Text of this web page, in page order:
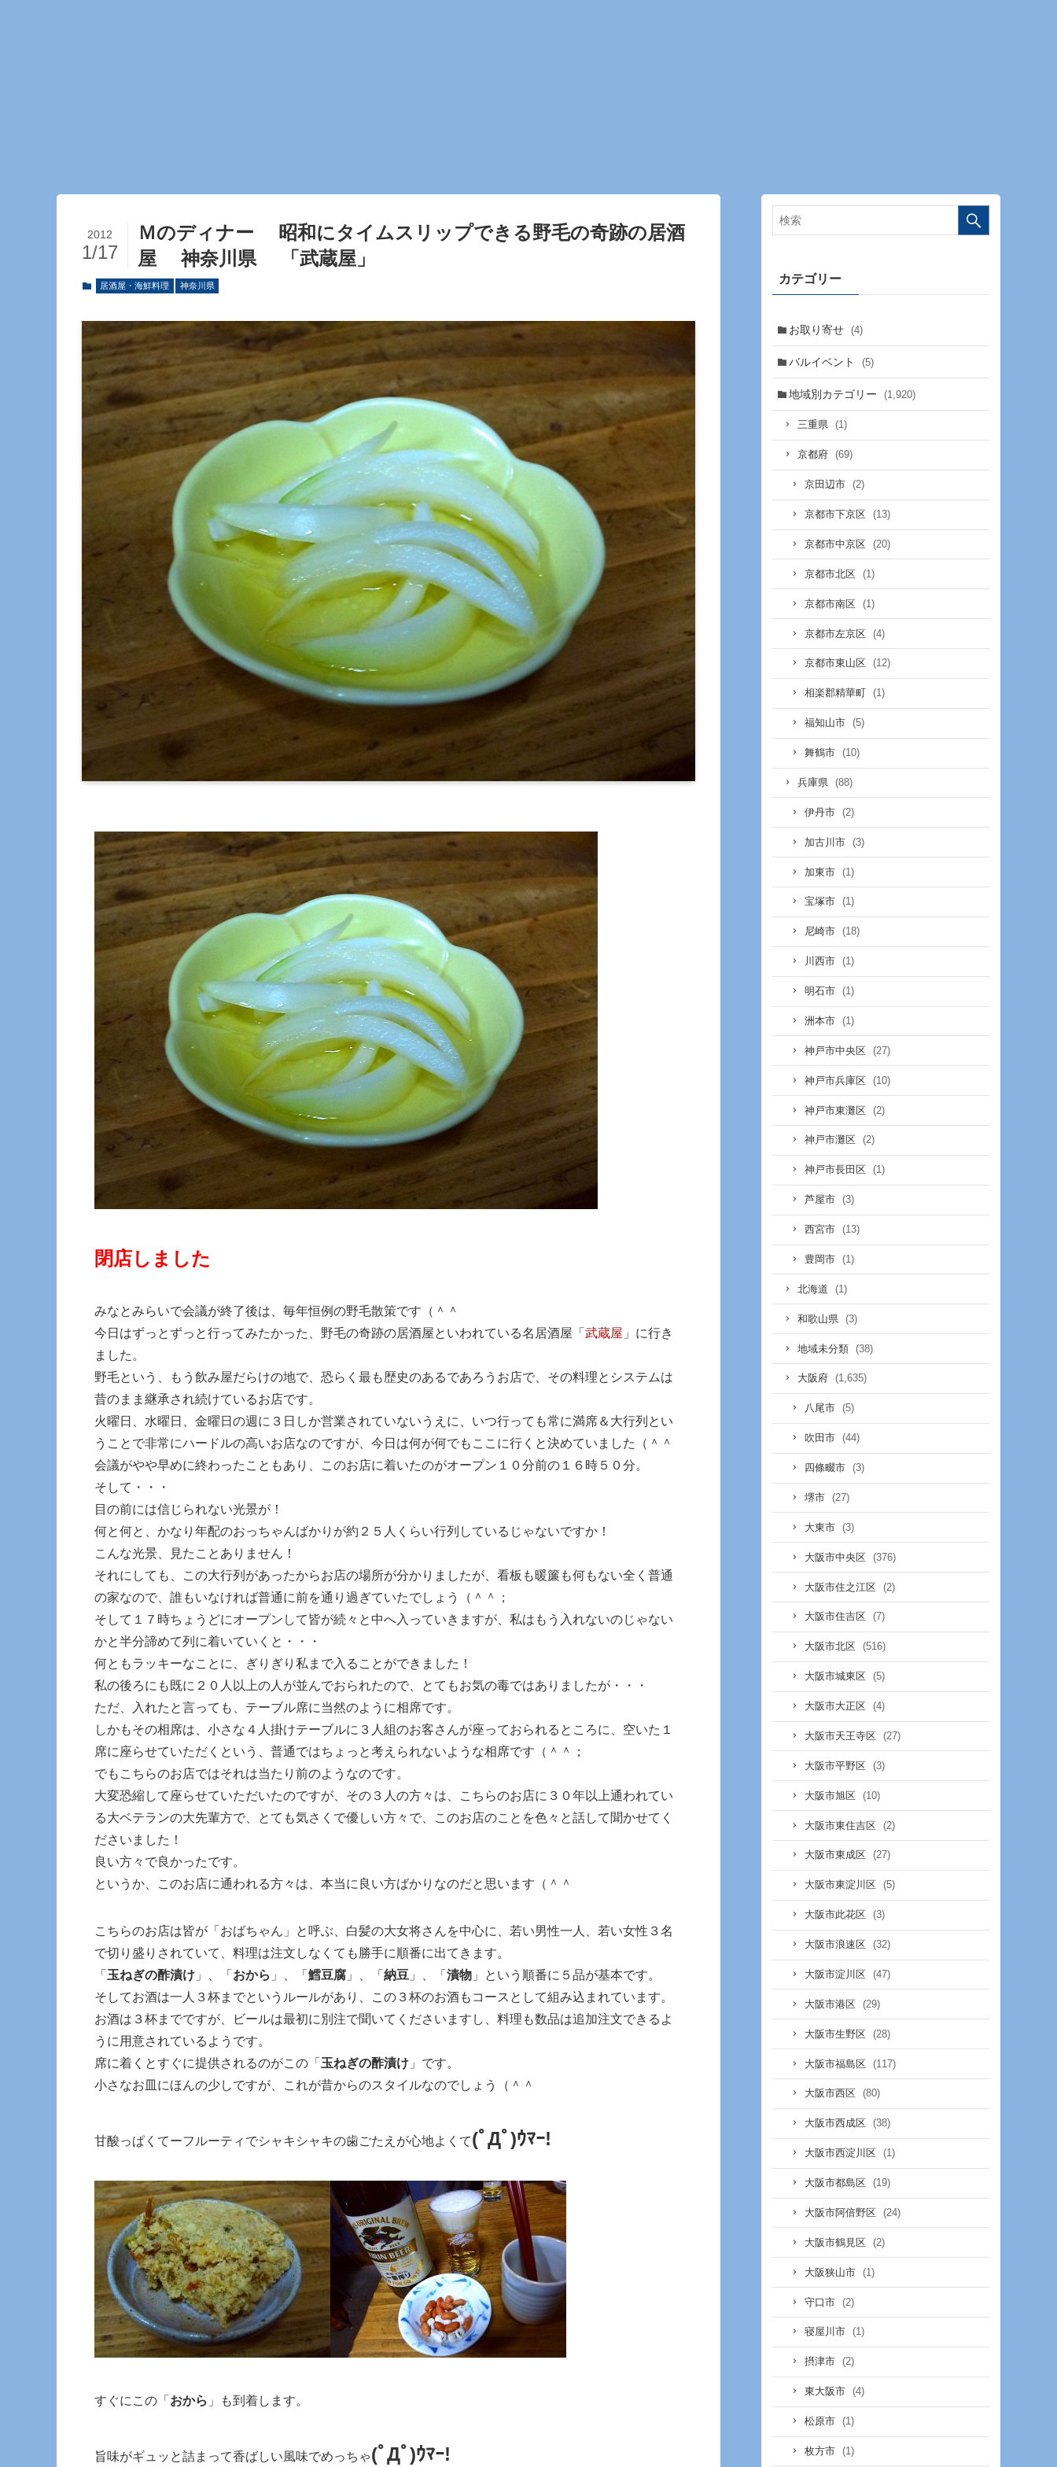
Ｍのディナー 昭和にタイムスリップできる野毛の奇跡の居酒
屋 神奈川県 「武蔵屋」
2012
1/17
居酒屋・海鮮料理 神奈川県
閉店しました
みなとみらいで会議が終了後は、毎年恒例の野毛散策です（＾＾
今日はずっとずっと行ってみたかった、野毛の奇跡の居酒屋といわれている名居酒屋「 武蔵屋 」に行き
ました。
野毛という、もう飲み屋だらけの地で、恐らく最も歴史のあるであろうお店で、その料理とシステムは
昔のまま継承され続けているお店です。
火曜日、水曜日、金曜日の週に３日しか営業されていないうえに、いつ行っても常に満席＆大行列とい
うことで非常にハードルの高いお店なのですが、今日は何が何でもここに行くと決めていました（＾＾
会議がやや早めに終わったこともあり、このお店に着いたのがオープン１０分前の１６時５０分。
そして・・・
目の前には信じられない光景が！
何と何と、かなり年配のおっちゃんばかりが約２５人くらい行列しているじゃないですか！
こんな光景、見たことありません！
それにしても、この大行列があったからお店の場所が分かりましたが、看板も暖簾も何もない全く普通
の家なので、誰もいなければ普通に前を通り過ぎていたでしょう（＾＾；
そして１７時ちょうどにオープンして皆が続々と中へ入っていきますが、私はもう入れないのじゃない
かと半分諦めて列に着いていくと・・・
何ともラッキーなことに、ぎりぎり私まで入ることができました！
私の後ろにも既に２０人以上の人が並んでおられたので、とてもお気の毒ではありましたが・・・
ただ、入れたと言っても、テーブル席に当然のように相席です。
しかもその相席は、小さな４人掛けテーブルに３人組のお客さんが座っておられるところに、空いた１
席に座らせていただくという、普通ではちょっと考えられないような相席です（＾＾；
でもこちらのお店ではそれは当たり前のようなのです。
大変恐縮して座らせていただいたのですが、その３人の方々は、こちらのお店に３０年以上通われてい
る大ベテランの大先輩方で、とても気さくで優しい方々で、このお店のことを色々と話して聞かせてく
ださいました！
良い方々で良かったです。
というか、このお店に通われる方々は、本当に良い方ばかりなのだと思います（＾＾
こちらのお店は皆が「おばちゃん」と呼ぶ、白髪の大女将さんを中心に、若い男性一人、若い女性３名
で切り盛りされていて、料理は注文しなくても勝手に順番に出てきます。
「 玉ねぎの酢漬け 」、「 おから 」、「 鱈豆腐 」、「 納豆 」、「 漬物 」という順番に５品が基本です。
そしてお酒は一人３杯までというルールがあり、この３杯のお酒もコースとして組み込まれています。
お酒は３杯までですが、ビールは最初に別注で聞いてくださいますし、料理も数品は追加注文できるよ
うに用意されているようです。
席に着くとすぐに提供されるのがこの「 玉ねぎの酢漬け 」です。
小さなお皿にほんの少しですが、これが昔からのスタイルなのでしょう（＾＾
甘酸っぱくてーフルーティでシャキシャキの歯ごたえが心地よくて(ﾟДﾟ)ｳﾏｰ!
すぐにこの「 おから 」も到着します。
旨味がギュッと詰まって香ばしい風味でめっちゃ(ﾟДﾟ)ｳﾏｰ!
カテゴリー
お取り寄せ (4)
バルイベント (5)
地域別カテゴリー (1,920)
三重県 (1)
京都府 (69)
京田辺市 (2)
京都市下京区 (13)
京都市中京区 (20)
京都市北区 (1)
京都市南区 (1)
京都市左京区 (4)
京都市東山区 (12)
相楽郡精華町 (1)
福知山市 (5)
舞鶴市 (10)
兵庫県 (88)
伊丹市 (2)
加古川市 (3)
加東市 (1)
宝塚市 (1)
尼崎市 (18)
川西市 (1)
明石市 (1)
洲本市 (1)
神戸市中央区 (27)
神戸市兵庫区 (10)
神戸市東灘区 (2)
神戸市灘区 (2)
神戸市長田区 (1)
芦屋市 (3)
西宮市 (13)
豊岡市 (1)
北海道 (1)
和歌山県 (3)
地域未分類 (38)
大阪府 (1,635)
八尾市 (5)
吹田市 (44)
四條畷市 (3)
堺市 (27)
大東市 (3)
大阪市中央区 (376)
大阪市住之江区 (2)
大阪市住吉区 (7)
大阪市北区 (516)
大阪市城東区 (5)
大阪市大正区 (4)
大阪市天王寺区 (27)
大阪市平野区 (3)
大阪市旭区 (10)
大阪市東住吉区 (2)
大阪市東成区 (27)
大阪市東淀川区 (5)
大阪市此花区 (3)
大阪市浪速区 (32)
大阪市淀川区 (47)
大阪市港区 (29)
大阪市生野区 (28)
大阪市福島区 (117)
大阪市西区 (80)
大阪市西成区 (38)
大阪市西淀川区 (1)
大阪市都島区 (19)
大阪市阿倍野区 (24)
大阪市鶴見区 (2)
大阪狭山市 (1)
守口市 (2)
寝屋川市 (1)
摂津市 (2)
東大阪市 (4)
松原市 (1)
枚方市 (1)